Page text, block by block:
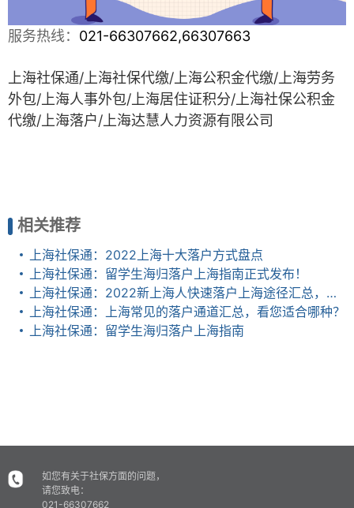
服务热线： 021-66307662,66307663
上海社保通/上海社保代缴/上海公积金代缴/上海劳务
外包/上海人事外包/上海居住证积分/上海社保公积金
代缴/上海落户/ 上海达慧人力资源有限公司
相关推荐
上海社保通：2022上海十大落户方式盘点
上海社保通：留学生海归落户上海指南正式发布！
上海社保通：2022新上海人快速落户上海途径汇总，新政条件、政策放宽
上海社保通：上海常见的落户通道汇总，看您适合哪种？
上海社保通：留学生海归落户上海指南
如您有关于社保方面的问题，
请您致电：
021-66307662